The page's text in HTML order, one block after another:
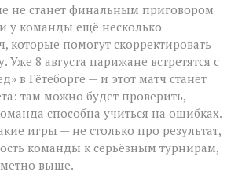
не станет финальным приговором
у команды ещё несколько
которые помогут скорректировать
Уже 8 августа парижане встретятся с
в Гётеборге — и этот матч станет
там можно будет проверить,
способна учиться на ошибках.
игры — не столько про результат,
команды к серьёзным турнирам,
выше.